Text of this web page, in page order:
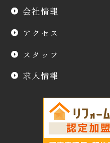
会社情報
アクセス
スタッフ
求人情報